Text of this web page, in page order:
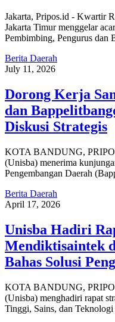
Jakarta, Pripos.id - Kwartir
Jakarta Timur menggelar
Pembimbing, Pengurus dan
Berita Daerah
July 11, 2026
Dorong Kerja
dan
Diskusi Strategis
KOTA BANDUNG,
(Unisba) menerima
Pengembangan Daerah
Berita Daerah
April 17, 2026
Unisba Hadiri
Mendiktisaintek
Bahas Solusi
KOTA BANDUNG,
(Unisba) menghadiri rapat
Tinggi, Sains, dan